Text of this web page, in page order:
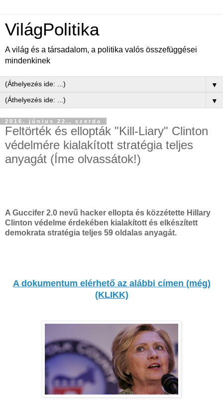
VilágPolitika
A világ és a társadalom, a politika valós összefüggései
mindenkinek
▼
▼
2016. június 22., szerda
Feltörték és ellopták "Kill-Liary" Clinton
védelmére kialakított stratégia teljes
anyagát (Íme olvassátok!)
A Guccifer 2.0 nevű hacker ellopta és közzétette Hillary
Clinton védelme érdekében kialakított és elkészített
demokrata stratégia teljes 59 oldalas anyagát.
A dokumentum elérhető az alábbi címen (még)
(KLIKK)